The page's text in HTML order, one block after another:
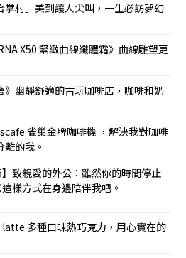
掌村」美到讓人尖叫，一生必訪夢幻
X50 緊緻曲線纖體霜》曲線雕塑更
》幽靜舒適的古玩咖啡店，咖啡和奶
雀巢金牌咖啡機 ，解決我對咖啡
的我。
】致親愛的外公：雖然你的時間停止
樣方式在身邊陪伴我吧。
多種口味熱巧克力，用心實在的